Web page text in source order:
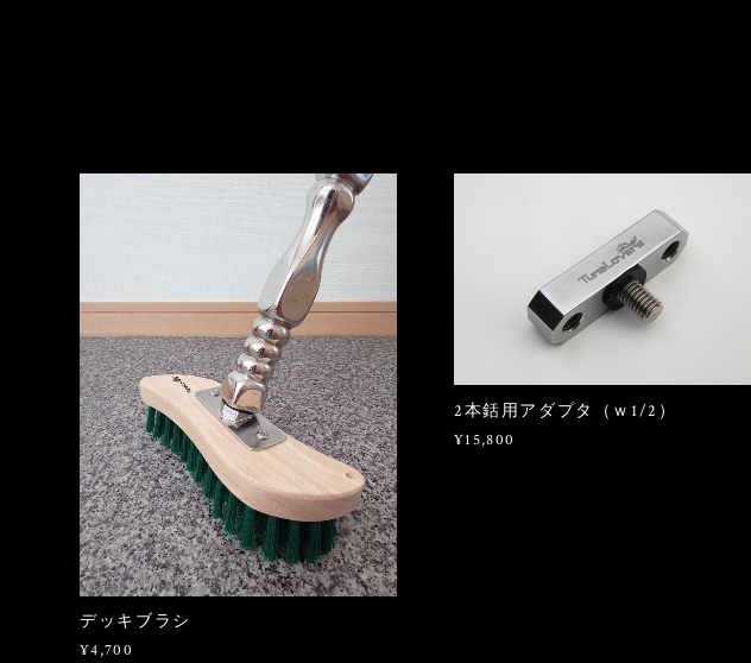
デッキブラシ
¥4,700
2本銛用アダプタ（ｗ1/2）
¥15,800